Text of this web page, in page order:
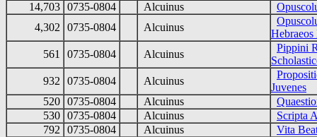
14,703 0735-0804 Alcuinus
4,302
0735-0804 Alcuinus
Hebraeos
561
0735-0804 Alcuinus
Pippini
932
0735-0804 Alcuinus
Juvenes
520 0735-0804 Alcuinus
530 0735-0804 Alcuinus
Scripta
792
0735-0804 Alcuinus
Vita